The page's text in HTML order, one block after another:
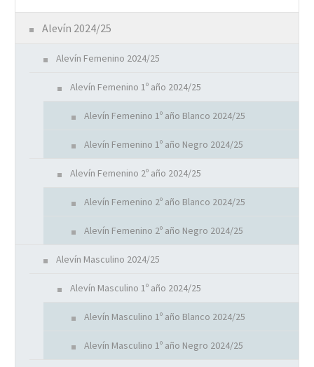
Alevín 2024/25
Alevín Femenino 2024/25
Alevín Femenino 1º año 2024/25
Alevín Femenino 1º año Blanco 2024/25
Alevín Femenino 1º año Negro 2024/25
Alevín Femenino 2º año 2024/25
Alevín Femenino 2º año Blanco 2024/25
Alevín Femenino 2º año Negro 2024/25
Alevín Masculino 2024/25
Alevín Masculino 1º año 2024/25
Alevín Masculino 1º año Blanco 2024/25
Alevín Masculino 1º año Negro 2024/25